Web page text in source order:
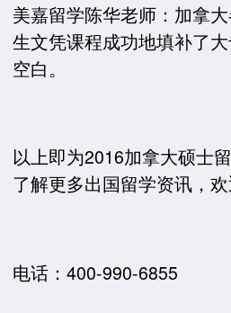
美嘉留学陈华老师：加拿
生文凭课程成功地填补了
空白。
以上即为2016加拿大硕士
了解更多出国留学资讯，欢
电话：400-990-6855